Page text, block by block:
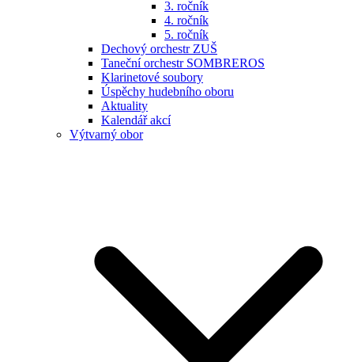
3. ročník
4. ročník
5. ročník
Dechový orchestr ZUŠ
Taneční orchestr SOMBREROS
Klarinetové soubory
Úspěchy hudebního oboru
Aktuality
Kalendář akcí
Výtvarný obor